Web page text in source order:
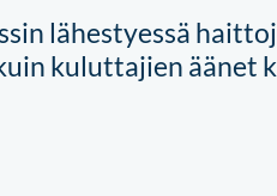
lähestyessä
kuluttajien äänet